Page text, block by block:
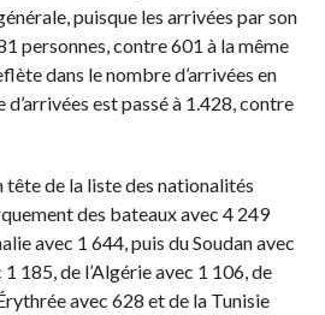
puisque les arrivées par son
personnes, contre 601 à la même
dans le nombre d’arrivées en
est passé à 1.428, contre
tête de la liste des nationalités
des bateaux avec 4 249
avec 1 644, puis du Soudan avec
185, de l’Algérie avec 1 106, de
avec 628 et de la Tunisie